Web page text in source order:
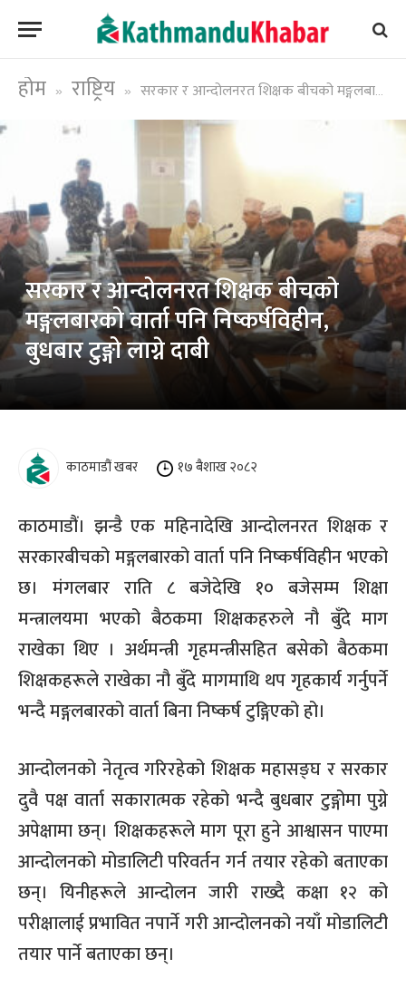
होम » राष्ट्रिय » सरकार र आन्दोलनरत शिक्षक बीचको मङ्गलबारको वार्ता पनि निष्कर्षविहीन, बुधबार टुङ्गो लाग्ने दाबी
सरकार र आन्दोलनरत शिक्षक बीचको
मङ्गलबारको वार्ता पनि निष्कर्षविहीन,
बुधबार टुङ्गो लाग्ने दाबी
काठमाडौं खबर १७ बैशाख २०८२
काठमाडौं। झन्डै एक महिनादेखि आन्दोलनरत शिक्षक र
सरकारबीचको मङ्गलबारको वार्ता पनि निष्कर्षविहीन भएको
छ। मंगलबार राति ८ बजेदेखि १० बजेसम्म शिक्षा
मन्त्रालयमा भएको बैठकमा शिक्षकहरुले नौ बुँदे माग
राखेका थिए । अर्थमन्त्री गृहमन्त्रीसहित बसेको बैठकमा
शिक्षकहरूले राखेका नौ बुँदे मागमाथि थप गृहकार्य गर्नुपर्ने
भन्दै मङ्गलबारको वार्ता बिना निष्कर्ष टुङ्गिएको हो।
आन्दोलनको नेतृत्व गरिरहेको शिक्षक महासङ्घ र सरकार
दुवै पक्ष वार्ता सकारात्मक रहेको भन्दै बुधबार टुङ्गोमा पुग्ने
अपेक्षामा छन्। शिक्षकहरूले माग पूरा हुने आश्वासन पाएमा
आन्दोलनको मोडालिटी परिवर्तन गर्न तयार रहेको बताएका
छन्। यिनीहरूले आन्दोलन जारी राख्दै कक्षा १२ को
परीक्षालाई प्रभावित नपार्ने गरी आन्दोलनको नयाँ मोडालिटी
तयार पार्ने बताएका छन्।